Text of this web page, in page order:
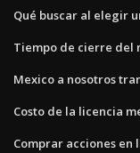
Qué buscar al elegir
Tiempo de cierre del
Mexico a nosotros
Costo de la licencia
Comprar acciones